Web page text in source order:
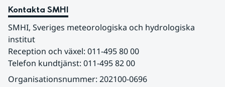
Kontakta SMHI
SMHI, Sveriges meteorologiska och hydrologiska
institut
Reception och växel: 011-495 80 00
Telefon kundtjänst: 011-495 82 00
Organisationsnummer: 202100-0696